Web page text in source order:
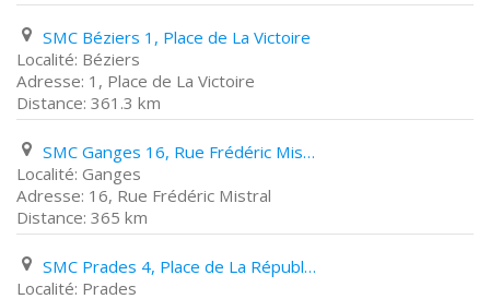
SMC Béziers 1, Place de La Victoire
Béziers
1, Place de La Victoire
361.3 km
SMC Ganges 16, Rue Frédéric Mistral
Ganges
16, Rue Frédéric Mistral
365 km
SMC Prades 4, Place de La République
Prades